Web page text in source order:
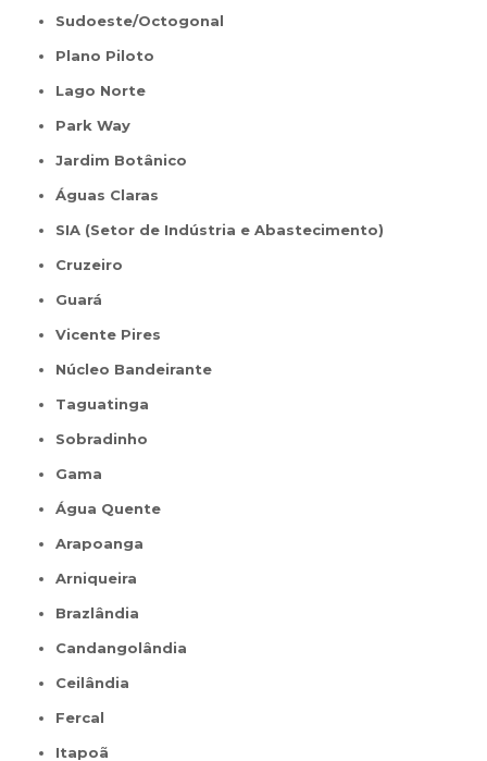
Sudoeste/Octogonal
Plano Piloto
Lago Norte
Park Way
Jardim Botânico
Águas Claras
SIA (Setor de Indústria e Abastecimento)
Cruzeiro
Guará
Vicente Pires
Núcleo Bandeirante
Taguatinga
Sobradinho
Gama
Água Quente
Arapoanga
Arniqueira
Brazlândia
Candangolândia
Ceilândia
Fercal
Itapoã